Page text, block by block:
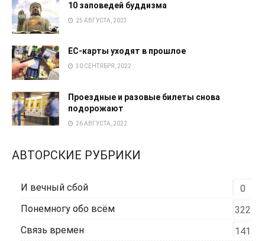
10 заповедей буддизма
25 АВГУСТА, 2023
EC-карты уходят в прошлое
30 СЕНТЯБРЯ, 2022
Проездные и разовые билеты снова
подорожают
26 АВГУСТА, 2022
АВТОРСКИЕ РУБРИКИ
И вечный сбой
0
Понемногу обо всём
322
Связь времен
141